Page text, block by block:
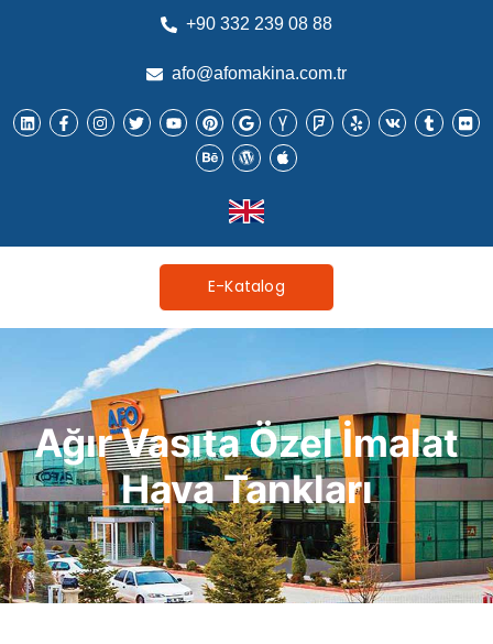
+90 332 239 08 88
afo@afomakina.com.tr
E-Katalog
Ağır Vasıta Özel İmalat
Hava Tankları